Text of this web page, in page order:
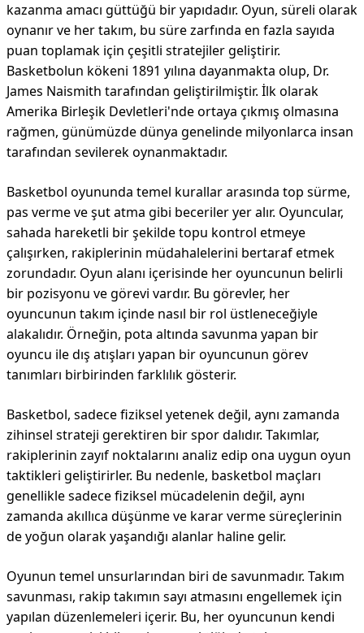
kazanma amacı güttüğü bir yapıdadır. Oyun, süreli olarak
oynanır ve her takım, bu süre zarfında en fazla sayıda
puan toplamak için çeşitli stratejiler geliştirir.
Basketbolun kökeni 1891 yılına dayanmakta olup, Dr.
James Naismith tarafından geliştirilmiştir. İlk olarak
Amerika Birleşik Devletleri'nde ortaya çıkmış olmasına
rağmen, günümüzde dünya genelinde milyonlarca insan
tarafından sevilerek oynanmaktadır.
Basketbol oyununda temel kurallar arasında top sürme,
pas verme ve şut atma gibi beceriler yer alır. Oyuncular,
sahada hareketli bir şekilde topu kontrol etmeye
çalışırken, rakiplerinin müdahalelerini bertaraf etmek
zorundadır. Oyun alanı içerisinde her oyuncunun belirli
bir pozisyonu ve görevi vardır. Bu görevler, her
oyuncunun takım içinde nasıl bir rol üstleneceğiyle
alakalıdır. Örneğin, pota altında savunma yapan bir
oyuncu ile dış atışları yapan bir oyuncunun görev
tanımları birbirinden farklılık gösterir.
Basketbol, sadece fiziksel yetenek değil, aynı zamanda
zihinsel strateji gerektiren bir spor dalıdır. Takımlar,
rakiplerinin zayıf noktalarını analiz edip ona uygun oyun
taktikleri geliştirirler. Bu nedenle, basketbol maçları
genellikle sadece fiziksel mücadelenin değil, aynı
zamanda akıllıca düşünme ve karar verme süreçlerinin
de yoğun olarak yaşandığı alanlar haline gelir.
Oyunun temel unsurlarından biri de savunmadır. Takım
savunması, rakip takımın sayı atmasını engellemek için
yapılan düzenlemeleri içerir. Bu, her oyuncunun kendi